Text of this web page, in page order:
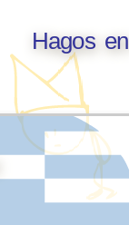
Hagos